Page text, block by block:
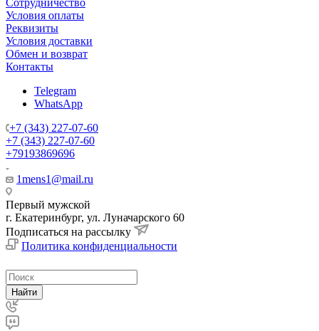
Условия оплаты
Реквизиты
Условия доставки
Обмен и возврат
Контакты
Telegram
WhatsApp
+7 (343) 227-07-60
+7 (343) 227-07-60
+79193869696
1mens1@mail.ru
Первый мужской
г. Екатеринбург, ул. Луначарского 60
Подписаться на рассылку
Политика конфиденциальности
Найти